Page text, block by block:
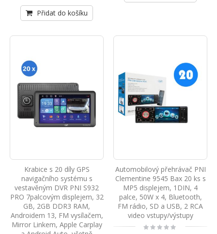
Přidat do košíku
Krabice s 20 díly GPS
navigačního systému s
vestavěným DVR PNI S932
PRO 7palcovým displejem, 32
GB, 2GB DDR3 RAM,
Androidem 13, FM vysílačem,
Mirror Linkem, Apple Carplay
Automobilový přehrávač PNI
Clementine 9545 Bax 20 ks s
MP5 displejem, 1DIN, 4
palce, 50W x 4, Bluetooth,
FM rádio, SD a USB, 2 RCA
video vstupy/výstupy
Rating: